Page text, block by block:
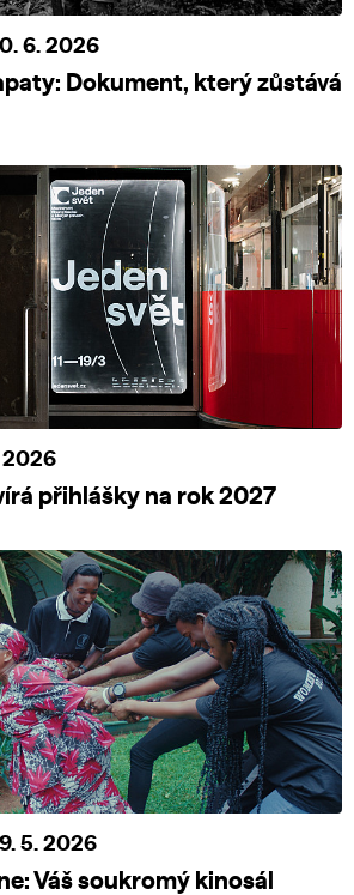
6. 2026
Dokument, který zůstává
2026
přihlášky na rok 2027
5. 2026
Váš soukromý kinosál